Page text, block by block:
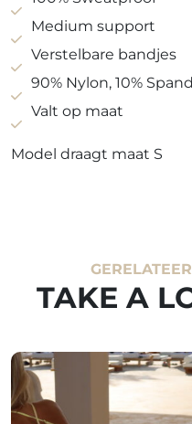
Medium support
Verstelbare bandjes
90% Nylon, 10%
Valt op maat
Model draagt maat S
TAKE A